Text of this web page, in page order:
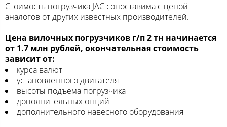
Стоимость погрузчика JAC сопоставима с ценой
аналогов от других известных производителей.
Цена вилочных погрузчиков г/п 2 тн начинается
от 1.7 млн рублей, окончательная стоимость
зависит от:
курса валют
установленного двигателя
высоты подъема погрузчика
дополнительных опций
дополнительного навесного оборудования